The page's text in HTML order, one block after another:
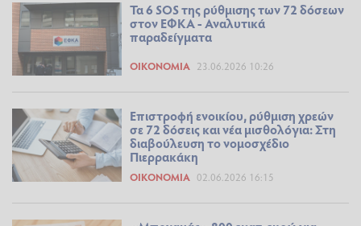
Τα 6 SOS της ρύθμισης των 72 δόσεων
στον ΕΦΚΑ - Αναλυτικά
παραδείγματα
ΟΙΚΟΝΟΜΊΑ 23.06.2026 10:26
Eπιστροφή ενοικίου, ρύθμιση χρεών
σε 72 δόσεις και νέα μισθολόγια: Στη
διαβούλευση το νομοσχέδιο
Πιερρακάκη
ΟΙΚΟΝΟΜΊΑ 02.06.2026 16:15